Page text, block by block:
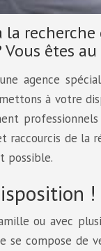
la
Vous êtes
agence
à votre
raccourcis de la
possible.
!
ou avec
se compose de